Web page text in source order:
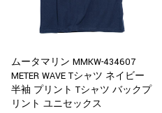
ムータマリン MMKW-434607
METER WAVE Tシャツ ネイビー
半袖 プリント Tシャツ バックプ
リント ユニセックス